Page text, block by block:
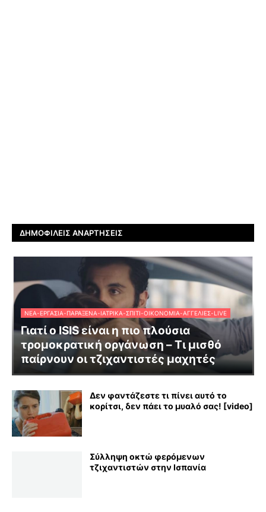
ΔΗΜΟΦΙΛΕΊΣ ΑΝΑΡΤΉΣΕΙΣ
ΝΈΑ-ΕΡΓΑΣΊΑ-ΠΑΡΆΞΕΝΑ-ΙΑΤΡΙΚΆ-ΣΠΊΤΙ-ΟΙΚΟΝΟΜΊΑ-ΑΓΓΕΛΊΕΣ-LIVE
Γιατί ο ISIS είναι η πιο πλούσια
τρομοκρατική οργάνωση – Τι μισθό
παίρνουν οι τζιχαντιστές μαχητές
Δεν φαντάζεστε τι πίνει αυτό το
κορίτσι, δεν πάει το μυαλό σας! [video]
Σύλληψη οκτώ φερόμενων
τζιχαντιστών στην Ισπανία